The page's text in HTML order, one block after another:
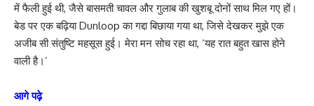
में फैली हुई थी, जैसे बासमती चावल और गुलाब की खुशबू दोनों साथ मिल गए हों।
बेड पर एक बढ़िया Dunloop का गद्दा बिछाया गया था, जिसे देखकर मुझे एक
अजीब सी संतुष्टि महसूस हुई। मेरा मन सोच रहा था, ‘यह रात बहुत खास होने
वाली है।’
आगे पढ़े